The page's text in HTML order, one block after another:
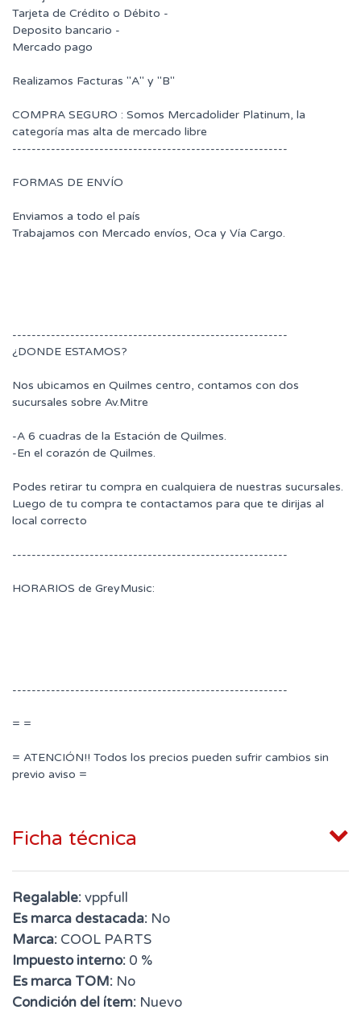
Tarjeta de Crédito o Débito -
Deposito bancario -
Mercado pago
Realizamos Facturas "A" y "B"
COMPRA SEGURO : Somos Mercadolider Platinum, la
categoría mas alta de mercado libre
---------------------------------------------------------
FORMAS DE ENVÍO
Enviamos a todo el país
Trabajamos con Mercado envíos, Oca y Vía Cargo.
---------------------------------------------------------
¿DONDE ESTAMOS?
Nos ubicamos en Quilmes centro, contamos con dos
sucursales sobre Av.Mitre
-A 6 cuadras de la Estación de Quilmes.
-En el corazón de Quilmes.
Podes retirar tu compra en cualquiera de nuestras sucursales.
Luego de tu compra te contactamos para que te dirijas al
local correcto
---------------------------------------------------------
HORARIOS de GreyMusic:
---------------------------------------------------------
= =
= ATENCIÓN!! Todos los precios pueden sufrir cambios sin
previo aviso =
Ficha técnica
Regalable:vppfull
Es marca destacada: No
Marca: COOL PARTS
Impuesto interno: 0 %
Es marca TOM: No
Condición del ítem: Nuevo